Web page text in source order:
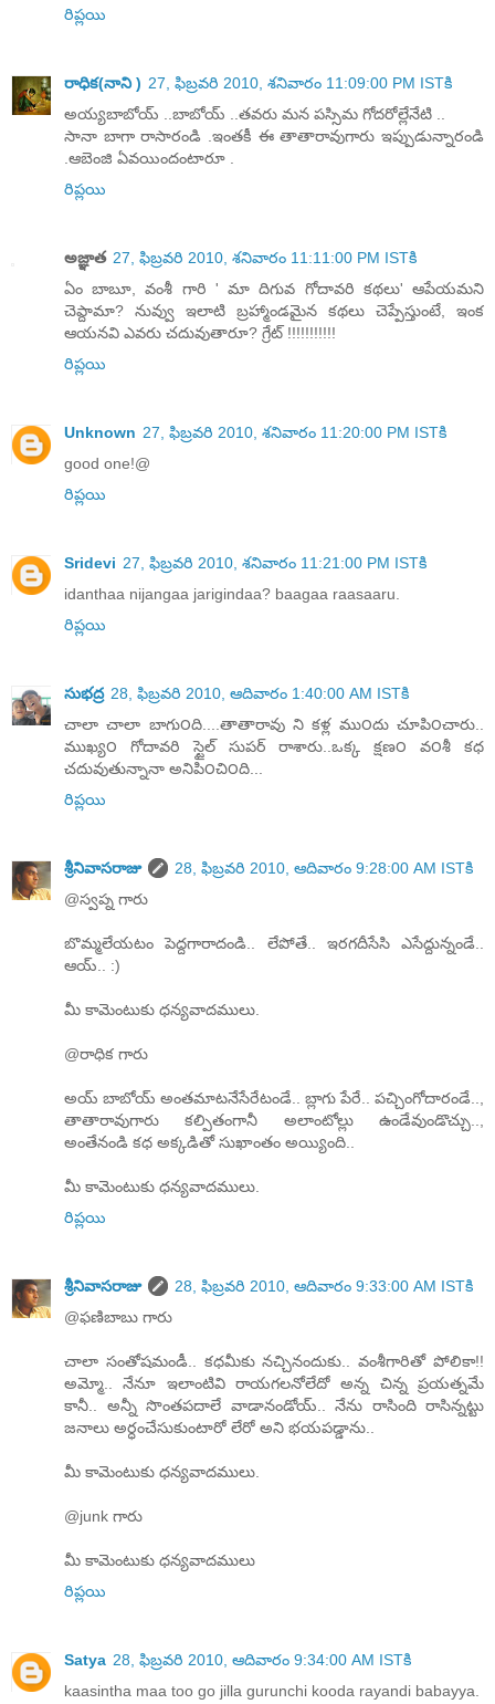
రిప్లయి
రాధిక(నాని ) 27, ఫిబ్రవరి 2010, శనివారం 11:09:00 PM ISTకి
అయ్యబాబోయ్ ..బాబోయ్ ..తవరు మన పస్సిమ గోదరోల్లేనేటి ..
సానా బాగా రాసారండి .ఇంతకీ ఈ తాతారావుగారు ఇప్పుడున్నారండి
.ఆబెంజి ఏవయిందంటారూ .
రిప్లయి
అజ్ఞాత 27, ఫిబ్రవరి 2010, శనివారం 11:11:00 PM ISTకి
ఏం బాబూ, వంశీ గారి ' మా దిగువ గోదావరి కథలు' ఆపేయమని
చెప్దామా? నువ్వు ఇలాటి బ్రహ్మాండమైన కథలు చెప్పేస్తుంటే, ఇంక
ఆయనవి ఎవరు చదువుతారూ? గ్రేట్ !!!!!!!!!!!
రిప్లయి
Unknown 27, ఫిబ్రవరి 2010, శనివారం 11:20:00 PM ISTకి
good one!@
రిప్లయి
Sridevi 27, ఫిబ్రవరి 2010, శనివారం 11:21:00 PM ISTకి
idanthaa nijangaa jarigindaa? baagaa raasaaru.
రిప్లయి
సుభద్ర 28, ఫిబ్రవరి 2010, ఆదివారం 1:40:00 AM ISTకి
చాలా చాలా బాగు౦ది....తాతారావు ని కళ్ల ము౦దు చూపి౦చారు..
ముఖ్య౦ గోదావరి స్టైల్ సుపర్ రాశారు..ఒక్క క్షణ౦ వ౦శీ కధ
చదువుతున్నానా అనిపి౦చి౦ది...
రిప్లయి
శ్రీనివాసరాజు
28, ఫిబ్రవరి 2010, ఆదివారం 9:28:00 AM ISTకి
@స్వప్న గారు
బొమ్మలేయటం పెద్దగారాదండి.. లేపోతే.. ఇరగదీసేసి ఎసేద్దున్నండే..
ఆయ్.. :)
మీ కామెంటుకు ధన్యవాదములు.
@రాధిక గారు
అయ్ బాబోయ్ అంతమాటనేసేరేటండే.. బ్లాగు పేరే.. పచ్చింగోదారండే..,
తాతారావుగారు కల్పితంగానీ అలాంటోల్లు ఉండేవుండొచ్చు..,
అంతేనండి కధ అక్కడితో సుఖాంతం అయ్యింది..
మీ కామెంటుకు ధన్యవాదములు.
రిప్లయి
శ్రీనివాసరాజు
28, ఫిబ్రవరి 2010, ఆదివారం 9:33:00 AM ISTకి
@ఫణిబాబు గారు
చాలా సంతోషమండీ.. కధమీకు నచ్చినందుకు.. వంశీగారితో పోలికా!!
అమ్మో.. నేనూ ఇలాంటివి రాయగలనోలేదో అన్న చిన్న ప్రయత్నమే
కానీ.. అన్నీ సొంతపదాలే వాడానండోయ్.. నేను రాసింది రాసిన్నట్టు
జనాలు అర్ధంచేసుకుంటారో లేరో అని భయపడ్డాను..
మీ కామెంటుకు ధన్యవాదములు.
@junk గారు
మీ కామెంటుకు ధన్యవాదములు
రిప్లయి
Satya 28, ఫిబ్రవరి 2010, ఆదివారం 9:34:00 AM ISTకి
kaasintha maa too go jilla gurunchi kooda rayandi babayya.